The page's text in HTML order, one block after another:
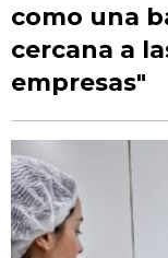
como una
cercana a
empresas"